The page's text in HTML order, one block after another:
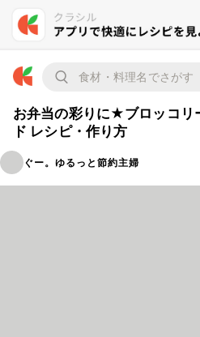
お弁当の彩りに★ブロッコリ
ド レシピ・作り方
ぐー。ゆるっと節約主婦